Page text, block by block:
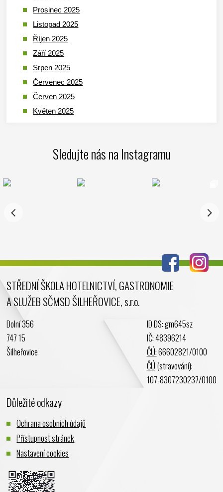
Prosinec 2025
Listopad 2025
Říjen 2025
Září 2025
Srpen 2025
Červenec 2025
Červen 2025
Květen 2025
Leden 2025
Listopad 2024
Duben 2024
Březen 2024
Leden 2024
Listopad 2023
Srpen 2023
Červen 2023
Květen 2023
Duben 2023
Březen 2023
Únor 2023
Sledujte nás na Instagramu
STŘEDNÍ ŠKOLA HOTELNICTVÍ, GASTRONOMIE
A SLUŽEB SČMSD ŠILHEŘOVICE, s.r.o.
Dolní 356
747 15
Šilheřovice
ID DS: gm645sz
IČ: 48396214
ČÚ:66602821/0100
ČÚ (stravování):
107-8307230237/0100
Důležité odkazy
Ochrana osobních údajů
Přístupnost stránek
Nastavení cookies